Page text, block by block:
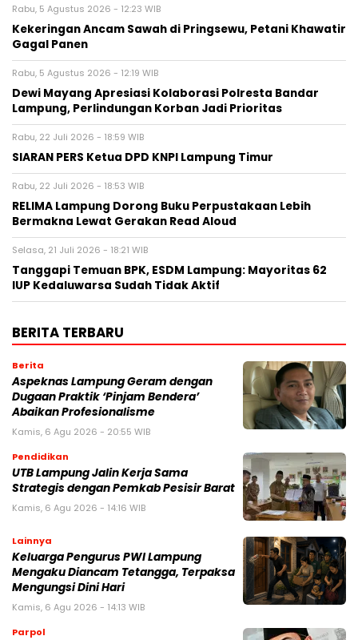
Rabu, 5 Agustus 2026 - 12:23 WIB
Kekeringan Ancam Sawah di Pringsewu, Petani Khawatir
Gagal Panen
Rabu, 5 Agustus 2026 - 12:19 WIB
Dewi Mayang Apresiasi Kolaborasi Polresta Bandar
Lampung, Perlindungan Korban Jadi Prioritas
Rabu, 22 Juli 2026 - 18:59 WIB
SIARAN PERS Ketua DPD KNPI Lampung Timur
Rabu, 22 Juli 2026 - 18:53 WIB
RELIMA Lampung Dorong Buku Perpustakaan Lebih
Bermakna Lewat Gerakan Read Aloud
Selasa, 21 Juli 2026 - 18:21 WIB
Tanggapi Temuan BPK, ESDM Lampung: Mayoritas 62
IUP Kedaluwarsa Sudah Tidak Aktif
BERITA TERBARU
Berita
Aspeknas Lampung Geram dengan
Dugaan Praktik ‘Pinjam Bendera’
Abaikan Profesionalisme
Kamis, 6 Agu 2026 - 20:55 WIB
Pendidikan
UTB Lampung Jalin Kerja Sama
Strategis dengan Pemkab Pesisir Barat
Kamis, 6 Agu 2026 - 14:16 WIB
Lainnya
Keluarga Pengurus PWI Lampung
Mengaku Diancam Tetangga, Terpaksa
Mengungsi Dini Hari
Kamis, 6 Agu 2026 - 14:13 WIB
Parpol